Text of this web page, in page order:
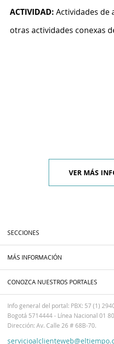
ACTIVIDAD: Actividades de
otras actividades conexas
VER MÁS
SECCIONES
MÁS INFORMACIÓN
CONOZCA NUESTROS PORTALES
Info general del portal: PBX: 57 (1)
Bogotá 5714444 - Línea Nacional 01
Dirección: Av. Calle 26 # 68B-70.